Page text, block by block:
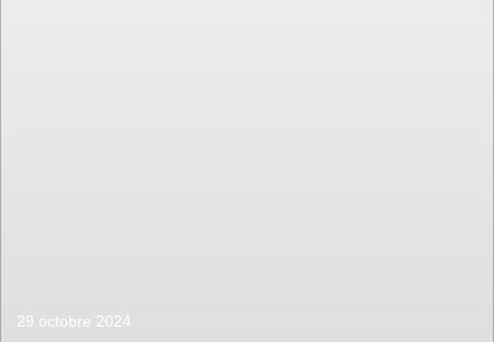
29 octobre 2024